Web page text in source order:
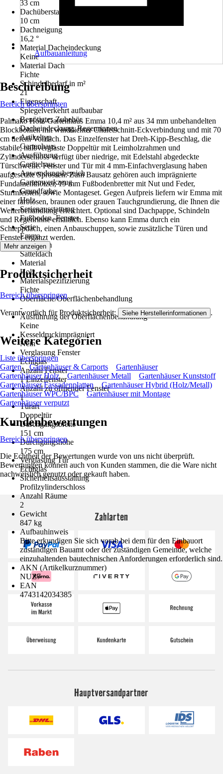
33 cm
Dachüberstand hinten
10 cm
Dachneigung
16,2 °
Material Dacheindeckung
Keine
Material Dach
Fichte
Schindelbedarf in m²
21
Eigenschaft
Spiegelverkehrt aufbaubar
Benötigtes Zubehör
Dacheindeckung, Regenrinnen
Artikeltyp
Gartenhaus
Ausführung
Gerätehaus
Anwendungsbereich
Gartenwerkzeug
Grundfarbe
Holz
Serienausstattung
Fußboden, Fenster
Serie
Emma
Dachform
Satteldach
Material
Holz
Materialspezifizierung
Fichte
Oberfläche/Oberflächenbehandlung
-
Ausführung der Oberflächenbehandlung
Keine
Kesseldruckimprägniert
Nein
Verglasung Fenster
Echtglas
Anzahl Fenster
1 Einzelfenster
Anzahl zu öffnender Fenster
1
Türart
Doppeltür
Durchgangsbreite
151 cm
Durchgangshöhe
175 cm
Verglasung Tür
Echtglas
Sicherheitsausstattung
Profilzylinderschloss
Anzahl Räume
2
Gewicht
847 kg
Aufbauhinweis
Bitte erkundigen Sie sich vorab bei dem für den Einbauort
zuständigen Bauamt oder der zuständigen Gemeinde, welche
einzuhaltenden bautechnischen Anforderungen erforderlich sind.
AKN (Artikelkurznummer)
NUZ7
EAN
4743142034385
Aufbauanleitung
Beschreibung
Bereich überspringen
Palmako Holz-Gartenhaus Emma 10,4 m² aus 34 mm unbehandelten
Blockbohlen mit winddichter Chaletschnitt-Eckverbindung und mit 70
cm tiefem Vordach. Das Einzelfenster hat Dreh-Kipp-Beschlag, die
stabile, halbverglaste Doppeltür mit Leimholzrahmen und
Zylinderschloss verfügt über niedrige, mit Edelstahl abgedeckte
Türschwelle. Fenster und Tür mit 4 mm-Einfachverglasung haben
aufgesetzte Sprossen. Zum Bausatz gehören auch imprägnierte
Fundamenthölzer, 19 mm Fußbodenbretter mit Nut und Feder,
Sturmleisten, sowie Montageset. Gegen Aufpreis liefern wir Emma mit
einer farblosen, braunen oder grauen Tauchgrundierung, die Ihnen die
Weiterbehandlung erleichtert. Optional sind Dachpappe, Schindeln
und Regenrinne erhältlich. Ebenso kann Emma durch ein
Schleppdach, einen Anbauschuppen, sowie zusätzliche Türen und
Fenster ergänzt werden.
Mehr anzeigen
Produktsicherheit
Bereich überspringen
Verantwortlich für Produktsicherheit: Siehe Herstellerinformationen .
Weitere Kategorien
Liste überspringen
Garten
Gartenhäuser & Carports
Gartenhäuser
Gartenhäuser Holz
Gartenhäuser Metall
Gartenhäuser Kunststoff
Gartenhäuser Fassadenplatten
Gartenhäuser Hybrid (Holz/Metall)
Gartenhäuser WPC/BPC
Gartenhäuser mit Montage
Gartenhäuser verputzt
Kundenbewertungen
Bereich überspringen
Die Echtheit der Bewertungen wurde von uns nicht überprüft.
Bewertungen können auch von Kunden stammen, die die Ware nicht
nachweislich genutzt oder gekauft haben.
Zahlarten
Hauptversandpartner